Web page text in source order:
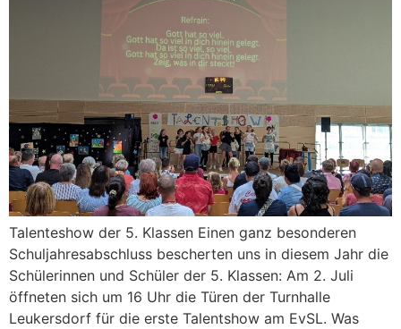
Talenteshow der 5. Klassen Einen ganz besonderen
Schuljahresabschluss bescherten uns in diesem Jahr die
Schülerinnen und Schüler der 5. Klassen: Am 2. Juli
öffneten sich um 16 Uhr die Türen der Turnhalle
Leukersdorf für die erste Talentshow am EvSL. Was